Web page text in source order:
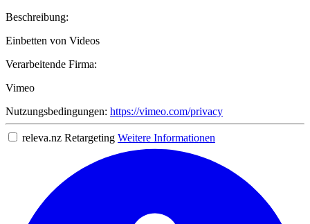
Beschreibung:
Einbetten von Videos
Verarbeitende Firma:
Vimeo
Nutzungsbedingungen: https://vimeo.com/privacy
releva.nz Retargeting Weitere Informationen